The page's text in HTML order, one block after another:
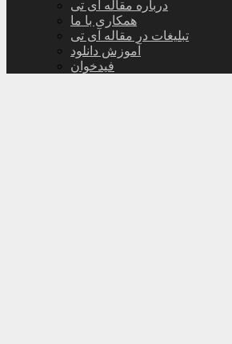
درباره مقاله آی تی
همکاری با ما
تبلیغات در مقاله آی تی
آموزش دانلود
فیدخوان